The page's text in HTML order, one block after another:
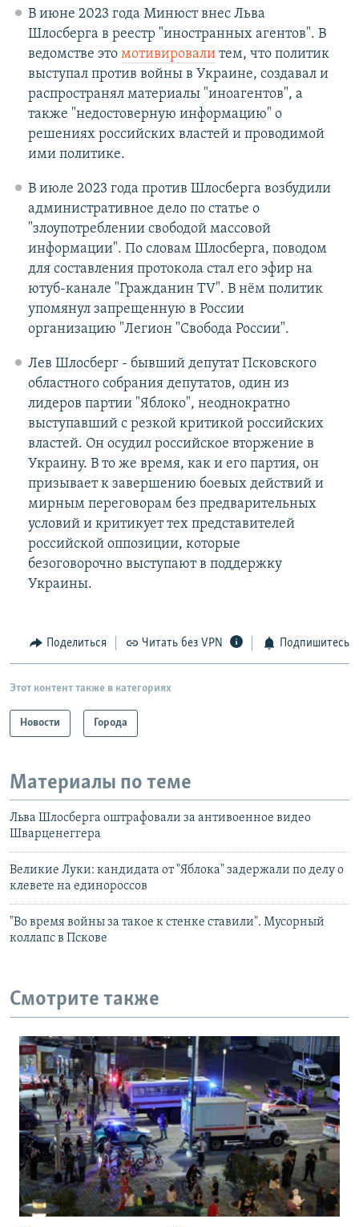
В июне 2023 года Минюст внес Льва
Шлосберга в реестр "иностранных агентов". В
ведомстве это мотивировалитем, что политик
выступал против войны в Украине, создавал и
распространял материалы "иноагентов", а
также "недостоверную информацию" о
решениях российских властей и проводимой
ими политике.
В июле 2023 года против Шлосберга возбудили
административное дело по статье о
"злоупотреблении свободой массовой
информации". По словам Шлосберга, поводом
для составления протокола стал его эфир на
ютуб-канале "Гражданин TV". В нём политик
упомянул запрещенную в России
организацию "Легион "Свобода России".
Лев Шлосберг - бывший депутат Псковского
областного собрания депутатов, один из
лидеров партии "Яблоко", неоднократно
выступавший с резкой критикой российских
властей. Он осудил российское вторжение в
Украину. В то же время, как и его партия, он
призывает к завершению боевых действий и
мирным переговорам без предварительных
условий и критикует тех представителей
российской оппозиции, которые
безоговорочно выступают в поддержку
Украины.
Поделиться Читать без VPN Подпишитесь
Этот контент также в категориях
Новости Города
Материалы по теме
Льва Шлосберга оштрафовали за антивоенное видео
Шварценеггера
Великие Луки: кандидата от "Яблока" задержали по делу о
клевете на единороссов
"Во время войны за такое к стенке ставили". Мусорный
коллапс в Пскове
Смотрите также